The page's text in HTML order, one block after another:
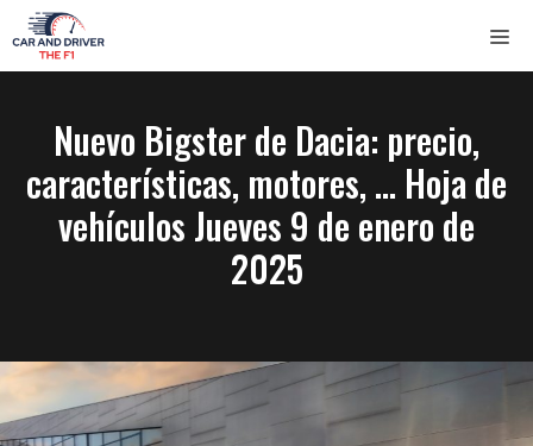
Saltar
al
contenido
Nuevo Bigster de Dacia: precio,
características, motores, … Hoja de
vehículos Jueves 9 de enero de
2025